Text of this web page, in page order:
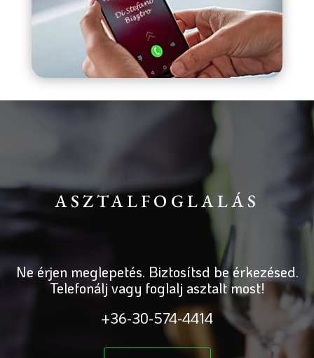
ASZTALFOGLALÁS
Ne érjen meglepetés. Biztosítsd be érkezésed.
Telefonálj vagy foglalj asztalt most!
+36-30-574-4414